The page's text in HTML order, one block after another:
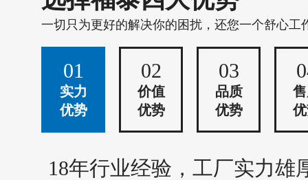
一切只为更好的解决你的困扰，还您一个舒心工
01
实力
优势
02
价值
优势
03
品质
优势
18年行业经验，工厂实力雄